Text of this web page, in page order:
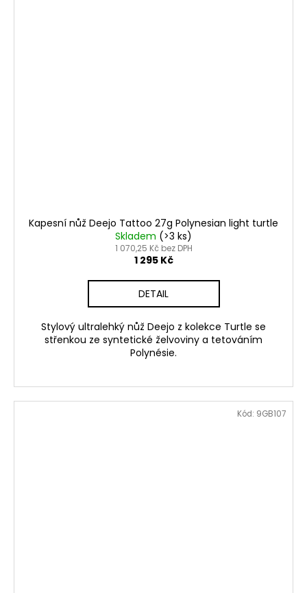
Kapesní nůž Deejo Tattoo 27g Polynesian light turtle
Skladem (>3 ks)
1 070,25 Kč bez DPH
1 295 Kč
DETAIL
Stylový ultralehký nůž Deejo z kolekce Turtle se
střenkou ze syntetické želvoviny a tetováním
Polynésie.
Kód: 9GB107